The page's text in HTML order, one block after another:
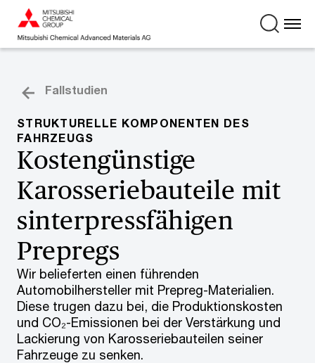
Fallstudien
STRUKTURELLE KOMPONENTEN DES
FAHRZEUGS
Kostengünstige
Karosseriebauteile mit
sinterpressfähigen
Prepregs
Wir belieferten einen führenden
Automobilhersteller mit Prepreg-Materialien.
Diese trugen dazu bei, die Produktionskosten
und CO₂-Emissionen bei der Verstärkung und
Lackierung von Karosseriebauteilen seiner
Fahrzeuge zu senken.